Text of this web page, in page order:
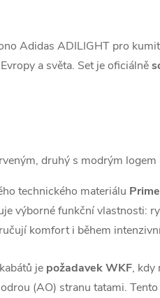
Adidas ADILIGHT pro
a světa. Set je oficiálně
druhý s modrým
technického materiálu
výborné funkční vlastnosti:
komfort i během
je požadavek WKF, kdy
(AO) stranu tatami.